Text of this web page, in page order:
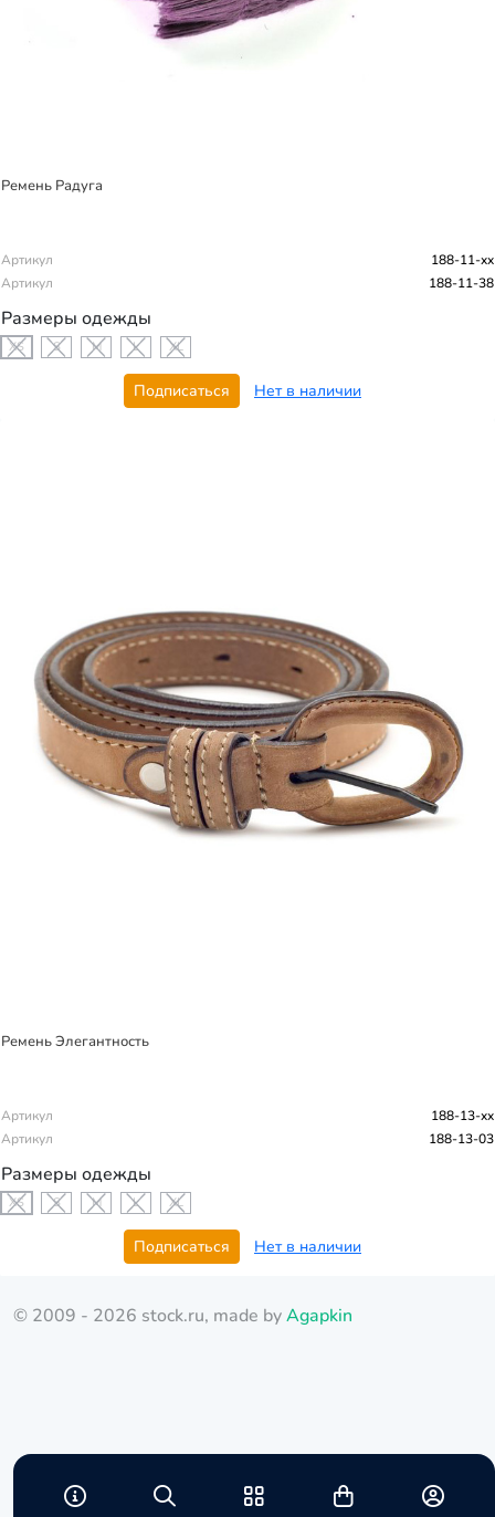
Ремень Радуга
Артикул
188-11-xx
Артикул
188-11-38
Размеры одежды
XS S M L XL
Подписаться Нет в наличии
Ремень Элегантность
Артикул
188-13-xx
Артикул
188-13-03
Размеры одежды
XS S M L XL
Подписаться Нет в наличии
© 2009 - 2026 stock.ru, made byAgapkin